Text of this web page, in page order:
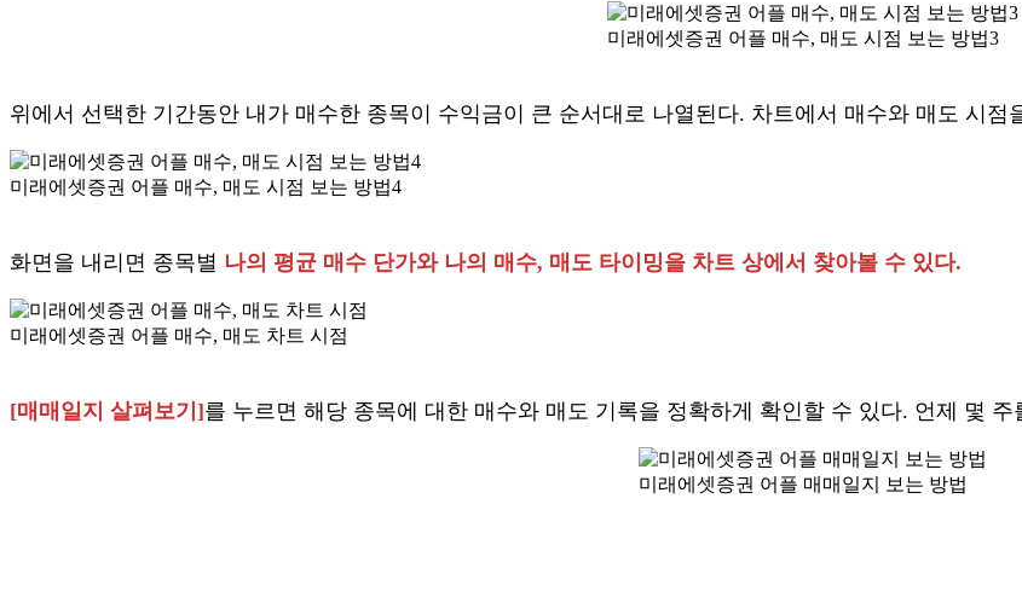
미래에셋증권 어플 매수, 매도 시점 보는 방법3
위에서 선택한 기간동안 내가 매수한 종목이 수익금이 큰 순서대로 나열된다. 차트에서 매수와 매도 시점
미래에셋증권 어플 매수, 매도 시점 보는 방법4
화면을 내리면 종목별 나의 평균 매수 단가와 나의 매수, 매도 타이밍을 차트 상에서 찾아볼 수 있다.
미래에셋증권 어플 매수, 매도 차트 시점
[매매일지 살펴보기]를 누르면 해당 종목에 대한 매수와 매도 기록을 정확하게 확인할 수 있다. 언제 몇
미래에셋증권 어플 매매일지 보는 방법